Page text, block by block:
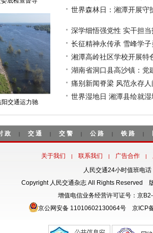
交通运力驰
世界森林日：湘潭开展守
深学细悟强党性 实干担
长征精神永传承 雪峰学
湘潭高岭社区学校开展特
湖南省洞口县高沙镇：党
痛别新闻脊梁 风范永存
世界湿地日 湘潭县绘就
政 | 交通 | 交警 | 公路 | 铁路 |
关于我们 | 联系我们 | 广告合作 |
人民交通24小时值班电
Copyright 人民交通杂志 All Rights Reserved
增值电信业务经营许可证号：京
京公网安备 11010602130064号
京ICP